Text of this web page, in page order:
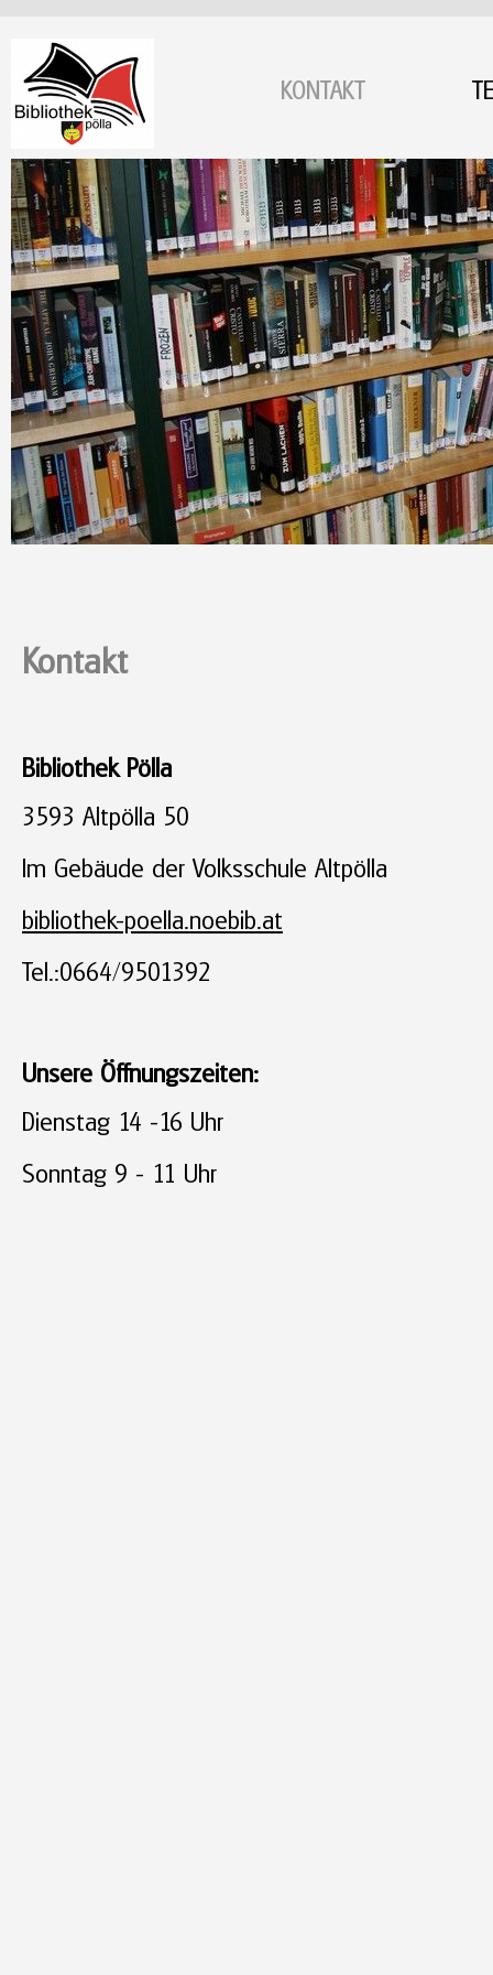
KONTAKT
Kontakt
Bibliothek Pölla
3593 Altpölla 50
Im Gebäude der Volksschule Altpölla
bibliothek-poella.noebib.at
Tel.:0664/9501392
Unsere Öffnungszeiten:
Dienstag 14 -16 Uhr
Sonntag 9 - 11 Uhr